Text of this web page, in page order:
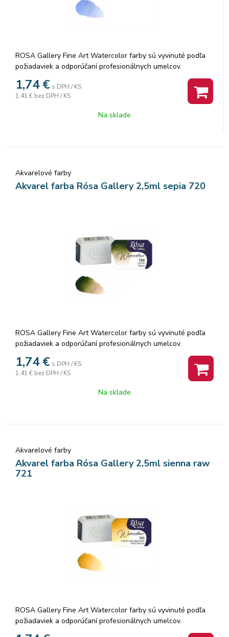
ROSA Gallery Fine Art Watercolor farby sú vyvinuté podľa
požiadaviek a odporúčaní profesionálnych umelcov.
Akvarelové farby sú vyrábané z organickej arabskej gumy a
vysoko kvalitných organických a anorganických jemne
mletých pigmentov, ktorá zaisťuje dokonalú priľnavosť a
farby. Rosa akvarelové farby nám poskytujú nespočetné
1,74 € s DPH / KS
1,41 € bez DPH / KS
Na sklade
Akvarelové farby
Akvarel farba Rósa Gallery 2,5ml sepia 720
ROSA Gallery Fine Art Watercolor farby sú vyvinuté podľa
požiadaviek a odporúčaní profesionálnych umelcov.
Akvarelové farby sú vyrábané z organickej arabskej gumy a
vysoko kvalitných organických a anorganických jemne
mletých pigmentov, ktorá zaisťuje dokonalú priľnavosť a
farby. Rosa akvarelové farby nám poskytujú nespočetné
1,74 € s DPH / KS
1,41 € bez DPH / KS
Na sklade
Akvarelové farby
Akvarel farba Rósa Gallery 2,5ml sienna raw
721
ROSA Gallery Fine Art Watercolor farby sú vyvinuté podľa
požiadaviek a odporúčaní profesionálnych umelcov.
Akvarelové farby sú vyrábané z organickej arabskej gumy a